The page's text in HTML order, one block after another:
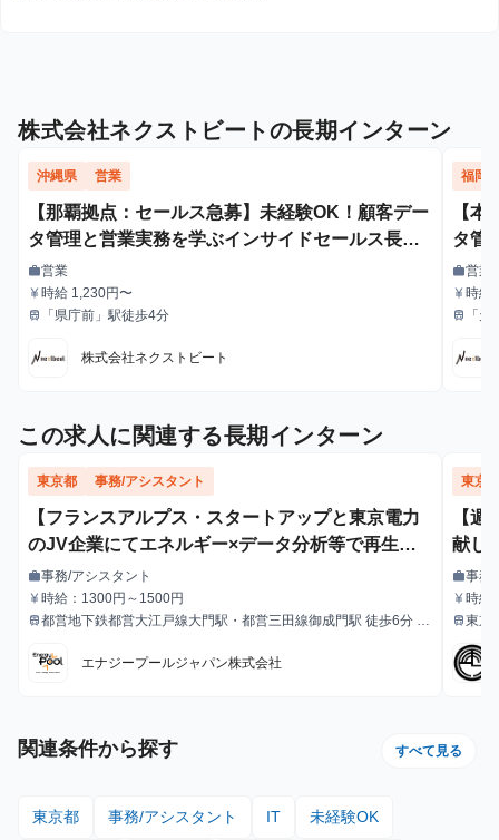
株式会社ネクストビートの長期インターン
沖縄県 営業
【那覇拠点：セールス急募】未経験OK！顧客デー
タ管理と営業実務を学ぶインサイドセールス長期
インターン
職種
work営業
給与
currency_yen時給 1,230円〜
最寄駅
train 「県庁前」駅徒歩4分
株式会社ネクストビート
福岡
【
タ管
イン
職種
work営業
給与
currency_yen時給
最寄駅
train 「
この求人に関連する長期インターン
東京都 事務/アシスタント
【フランスアルプス・スタートアップと東京電力
のJV企業にてエネルギー×データ分析等で再生可
能エネルギー主力電源化に挑む！】フィールドス
タッフ・アシスタントインターン募集 グロ
ーバル且つフラットな職場環境でのコミュニケー
ションスキルの向上機会も図ることができます 残
業ほぼなし／大手電力会社と提携／リモート勤務
職種
work事務/アシスタント
給与
currency_yen時給：1300円～1500円
最寄駅
train都営地下鉄都営大江戸線大門駅・都営三田線御成門駅 徒歩6分
エナジープールジャパン株式会社
東京
【
献し
職種
work事務
給与
currency_yen時給
最寄駅
train東京
関連条件から探す すべて見る
東京都 事務/アシスタント IT 未経験OK